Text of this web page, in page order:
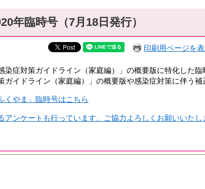
年臨時号（7月18日発行）
印刷用ページを
症対策ガイドライン（家庭編）」の概要版に特化した
イドライン（家庭編）」の概要版や感染症対策に伴う補
くやま」臨時号はこちら
ンケートも行っています。ご協力よろしくお願いいたし